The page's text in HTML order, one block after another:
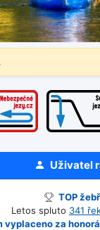
Uživatel
TOP
Letos spluto 341
vyplaceno za